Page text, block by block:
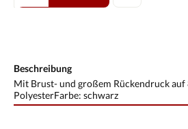
Beschreibung
Mit Brust- und großem Rückendruck auf
PolyesterFarbe: schwarz